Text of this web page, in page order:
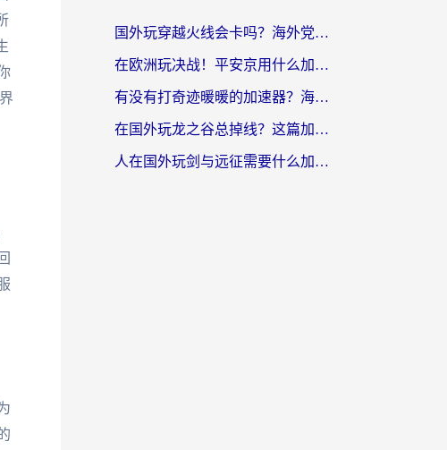
国外玩穿越火线会卡吗？海外党亲测有效的国服游戏加速指南
在欧洲玩决战！平安京用什么加速器最好用？2026实测有效的国服游戏加速指南
有没有打奇迹暖暖的加速器？海外党国服游戏畅玩不卡顿的秘密
在国外玩龙之谷总掉线？这篇加速器指南帮你告别延迟卡顿！
人在国外玩剑与远征需要什么加速器？老玩家亲测的避坑指南来了